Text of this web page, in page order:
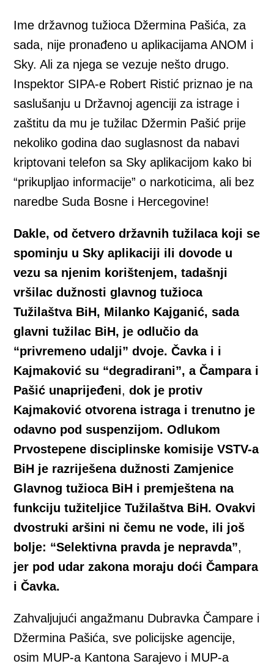
Ime državnog tužioca Džermina Pašića, za
sada, nije pronađeno u aplikacijama ANOM i
Sky. Ali za njega se vezuje nešto drugo.
Inspektor SIPA-e Robert Ristić priznao je na
saslušanju u Državnoj agenciji za istrage i
zaštitu da mu je tužilac Džermin Pašić prije
nekoliko godina dao suglasnost da nabavi
kriptovani telefon sa Sky aplikacijom kako bi
“prikupljao informacije” o narkoticima, ali bez
naredbe Suda Bosne i Hercegovine!
Dakle, od četvero državnih tužilaca koji se
spominju u Sky aplikaciji ili dovode u
vezu sa njenim korištenjem, tadašnji
vršilac dužnosti glavnog tužioca
Tužilaštva BiH, Milanko Kajganić, sada
glavni tužilac BiH, je odlučio da
“privremeno udalji” dvoje. Čavka i i
Kajmaković su “degradirani”, a Čampara i
Pašić unaprijeđeni,dok je protiv
Kajmaković otvorena istraga i trenutno je
odavno pod suspenzijom. Odlukom
Prvostepene disciplinske komisije VSTV-a
BiH je razriješena dužnosti Zamjenice
Glavnog tužioca BiH i premještena na
funkciju tužiteljice Tužilaštva BiH. Ovakvi
dvostruki aršini ni čemu ne vode, ili još
bolje: “Selektivna pravda je nepravda”,
jer pod udar zakona moraju doći Čampara
i Čavka.
Zahvaljujući angažmanu Dubravka Čampare i
Džermina Pašića, sve policijske agencije,
osim MUP-a Kantona Sarajevo i MUP-a